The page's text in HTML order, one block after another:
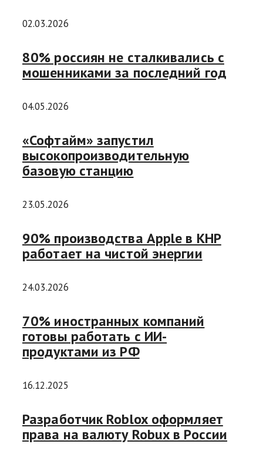
02.03.2026
80% россиян не сталкивались с
мошенниками за последний год
04.05.2026
«Софтайм» запустил
высокопроизводительную
базовую станцию
23.05.2026
90% производства Apple в КНР
работает на чистой энергии
24.03.2026
70% иностранных компаний
готовы работать с ИИ-
продуктами из РФ
16.12.2025
Разработчик Roblox оформляет
права на валюту Robux в России